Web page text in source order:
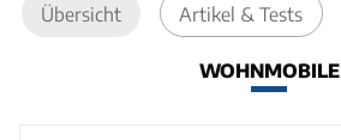
Übersicht Artikel & Tests
WOHNMOBILE